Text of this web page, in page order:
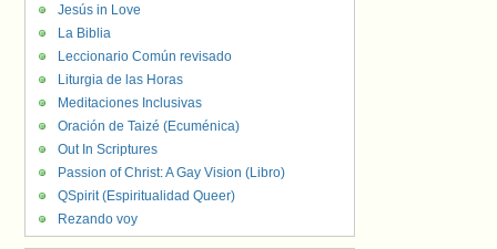
Jesús in Love
La Biblia
Leccionario Común revisado
Liturgia de las Horas
Meditaciones Inclusivas
Oración de Taizé (Ecuménica)
Out In Scriptures
Passion of Christ: A Gay Vision (Libro)
QSpirit (Espiritualidad Queer)
Rezando voy